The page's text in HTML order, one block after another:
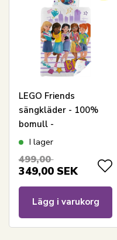
LEGO Friends
sängkläder - 100%
bomull -
Barnpåslakanset
I lager
499,00
349,00 SEK
Lägg i varukorg